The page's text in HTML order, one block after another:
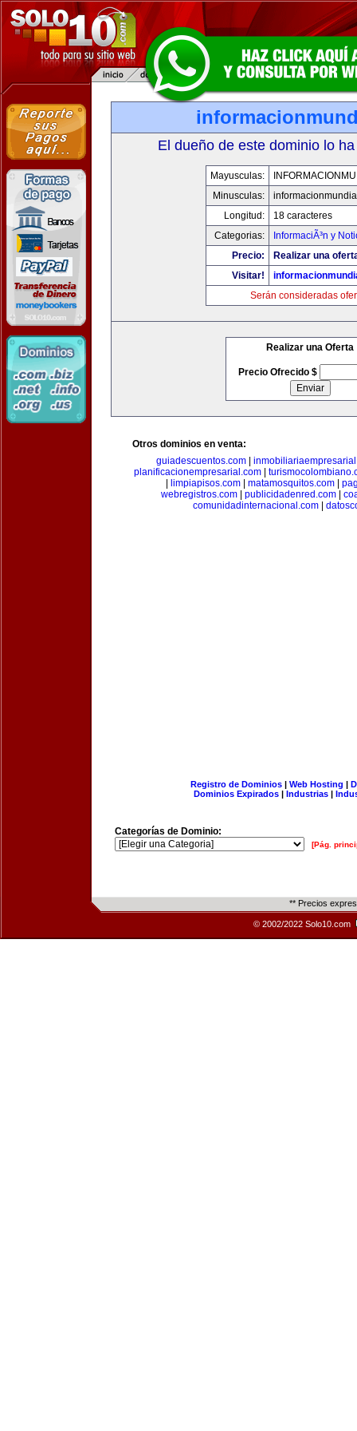
El dueño de este dominio lo
Mayusculas:
Minusculas:
Longitud:
18 caracteres
Categorias:
InformaciÃ³n y
Precio:
Realizar una
Visitar!
Serán consideradas
Realizar una Oferta
Precio Ofrecido $
Otros dominios en venta:
guiadescuentos.com
planificacionempresarial.com
limpiapisos.com| matamosquitos.com|
webregistros.com| publicidadenred.com|
comunidadinternacional.com|
Registro de Dominios| Web Hosting |
Dominios Expirados | Industrias |
Categorías de Dominio:
[Pág.
** Precios
© 2002/2022 Solo10.com